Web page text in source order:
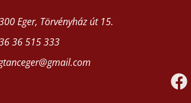
Eger, Törvényház út 15.
36 515 333